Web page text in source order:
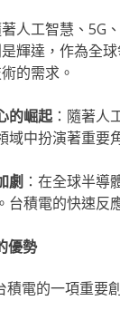
人工智慧、5G
輝達，作為全
的需求。
的崛起：隨著人
域中扮演著重要
劇 ：在全球半
台積電的快速反
優勢
積電的一項重要